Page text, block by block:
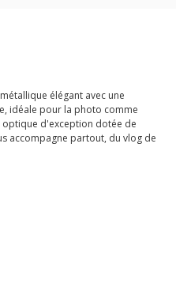
élégant avec une
idéale pour la photo comme
optique d'exception dotée de
accompagne partout, du vlog de